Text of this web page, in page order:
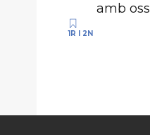
amb
1R I 2N